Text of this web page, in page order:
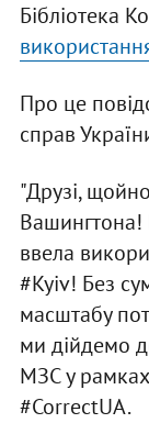
Бібліотека
Про це
справ
"Друзі,
Вашингтона!
ввела
#Kyiv! Без
масштабу
ми дійдемо
МЗС у
#CorrectUA.